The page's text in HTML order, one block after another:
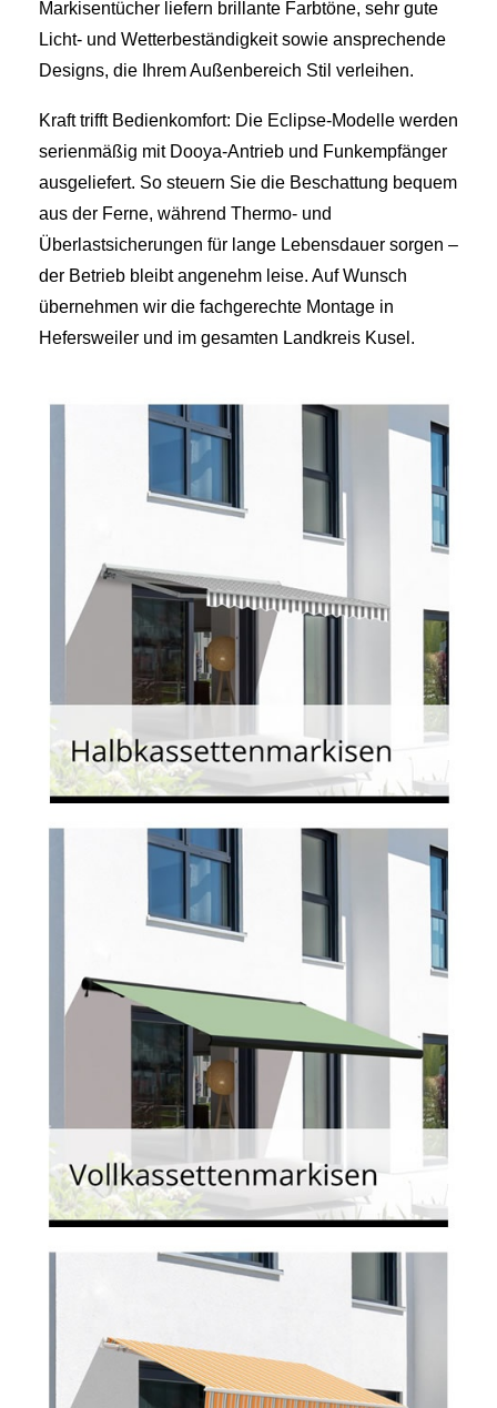
Markisentücher liefern brillante Farbtöne, sehr gute
Licht- und Wetterbeständigkeit sowie ansprechende
Designs, die Ihrem Außenbereich Stil verleihen.
Kraft trifft Bedienkomfort: Die Eclipse-Modelle werden
serienmäßig mit Dooya-Antrieb und Funkempfänger
ausgeliefert. So steuern Sie die Beschattung bequem
aus der Ferne, während Thermo- und
Überlastsicherungen für lange Lebensdauer sorgen –
der Betrieb bleibt angenehm leise. Auf Wunsch
übernehmen wir die fachgerechte Montage in
Hefersweiler und im gesamten Landkreis Kusel.